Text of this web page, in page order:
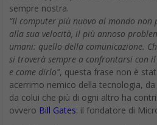
sempre nostra.
“Il computer più nuovo al mondo non
alla sua velocità, il più annoso
umani: quello della comunicazione.
si troverà sempre a confrontarsi con
e come dirlo”, questa frase non è
acerrimo nemico della tecnologia,
da colui che più di ogni altro ha
ovvero Bill Gates: il fondatore di